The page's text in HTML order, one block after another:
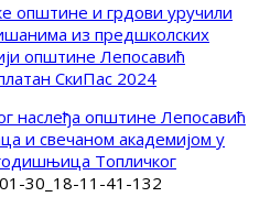
општине и грдови уручили
из предшколских
општине Лепосавић
СкиПас 2024
и свечаном академијом у
Топличког
30_18-11-41-132